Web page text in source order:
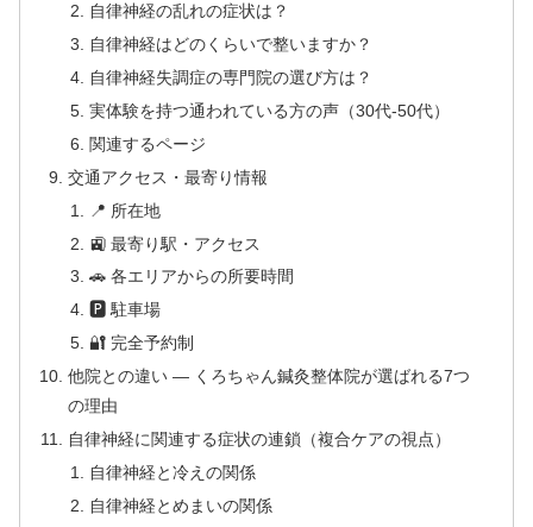
自律神経の乱れの症状は？
自律神経はどのくらいで整いますか？
自律神経失調症の専門院の選び方は？
実体験を持つ通われている方の声（30代-50代）
関連するページ
交通アクセス・最寄り情報
📍 所在地
🚉 最寄り駅・アクセス
🚗 各エリアからの所要時間
🅿 駐車場
🔐 完全予約制
他院との違い — くろちゃん鍼灸整体院が選ばれる7つ
の理由
自律神経に関連する症状の連鎖（複合ケアの視点）
自律神経と冷えの関係
自律神経とめまいの関係